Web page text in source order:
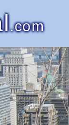
.com